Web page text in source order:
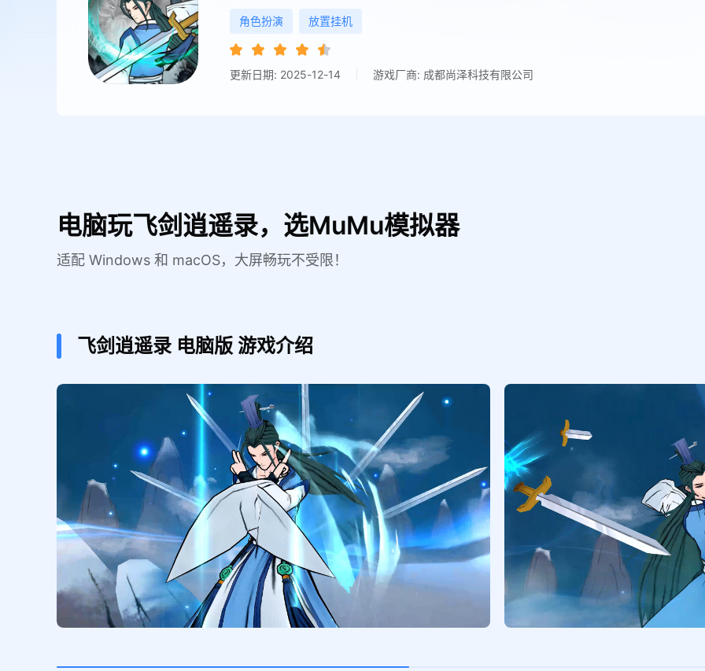
角色扮演 放置挂机
更新日期: 2025-12-14 游戏厂商: 成都尚泽科技有限公司
电脑玩飞剑逍遥录，选MuMu模拟器
适配 Windows 和 macOS，大屏畅玩不受限！
飞剑逍遥录 电脑版 游戏介绍